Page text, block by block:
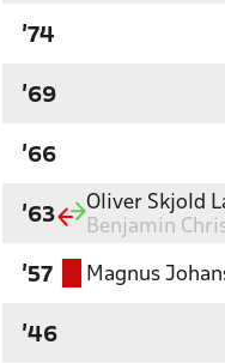
'74
'69
'66
'63
Oliver Skjold
Benjamin
'57 Magnus
'46